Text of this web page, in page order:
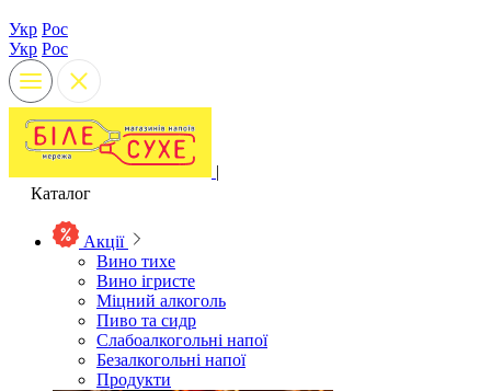
Укр Рос
Укр Рос
|
Каталог
Акції
Вино тихе
Вино ігристе
Міцний алкоголь
Пиво та сидр
Слабоалкогольні напої
Безалкогольні напої
Продукти